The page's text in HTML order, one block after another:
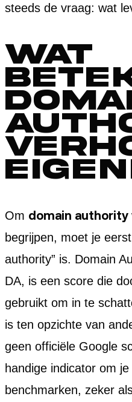
steeds de vraag: wat
Wat
Om domain authority
begrijpen, moet je
authority” is. Domain
DA, is een score die
gebruikt om in te
is ten opzichte van
geen officiële Google
handige indicator om je
benchmarken, zeker